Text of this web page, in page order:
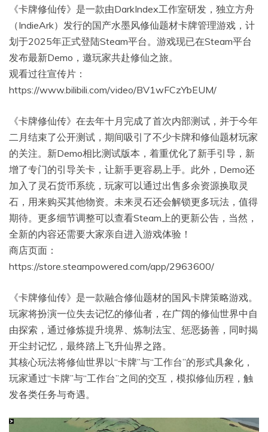
《卡牌修仙传》是一款由DarkIndex工作室研发，独立方舟
（IndieArk）发行的国产水墨风修仙题材卡牌管理游戏，计
划于2025年正式登陆Steam平台。游戏现已在Steam平台
发布最新Demo，邀玩家共赴修仙之旅。
观看过往宣传片：
https://www.bilibili.com/video/BV1wFCzYbEUM/
《卡牌修仙传》在去年十月完成了首次内部测试，并于今年
二月结束了公开测试，期间吸引了不少卡牌和修仙题材玩家
的关注。新Demo相比测试版本，着重优化了新手引导，新
增了专门的引导关卡，让新手更容易上手。此外，Demo还
加入了灵石货币系统，玩家可以通过出售多余资源换取灵
石，用来购买其他物资。未来灵石还会解锁更多玩法，值得
期待。更多细节调整可以查看Steam上的更新公告，当然，
全新的内容还需要大家亲自进入游戏体验！
商店页面：
https://store.steampowered.com/app/2963600/
《卡牌修仙传》是一款融合修仙题材的国风卡牌策略游戏。
玩家将扮演一位失去记忆的修仙者，在广阔的修仙世界中自
由探索，通过修炼提升境界、炼制法宝、惩恶扬善，同时揭
开尘封记忆，最终踏上飞升仙界之路。
其核心玩法将修仙世界以“卡牌”与“工作台”的形式具象化，
玩家通过“卡牌”与“工作台”之间的交互，模拟修仙历程，触
发各类任务与奇遇。